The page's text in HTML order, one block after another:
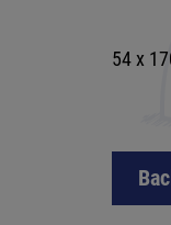
54 x